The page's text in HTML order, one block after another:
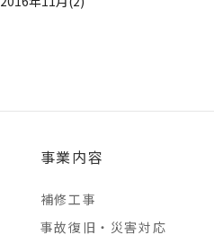
事業内容
補修工事
事故復旧・災害対応